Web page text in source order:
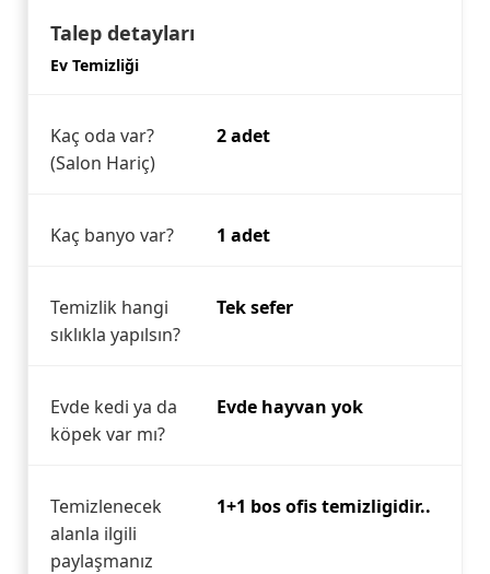
Talep detayları
Ev Temizliği
Kaç oda var?
(Salon Hariç)
2 adet
Kaç banyo var? 1 adet
Temizlik hangi
sıklıkla yapılsın?
Tek sefer
Evde kedi ya da
köpek var mı?
Evde hayvan yok
Temizlenecek
alanla ilgili
paylaşmanız
1+1 bos ofis temizligidir..